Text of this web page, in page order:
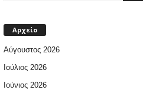
Αρχείο
Αύγουστος 2026
Ιούλιος 2026
Ιούνιος 2026